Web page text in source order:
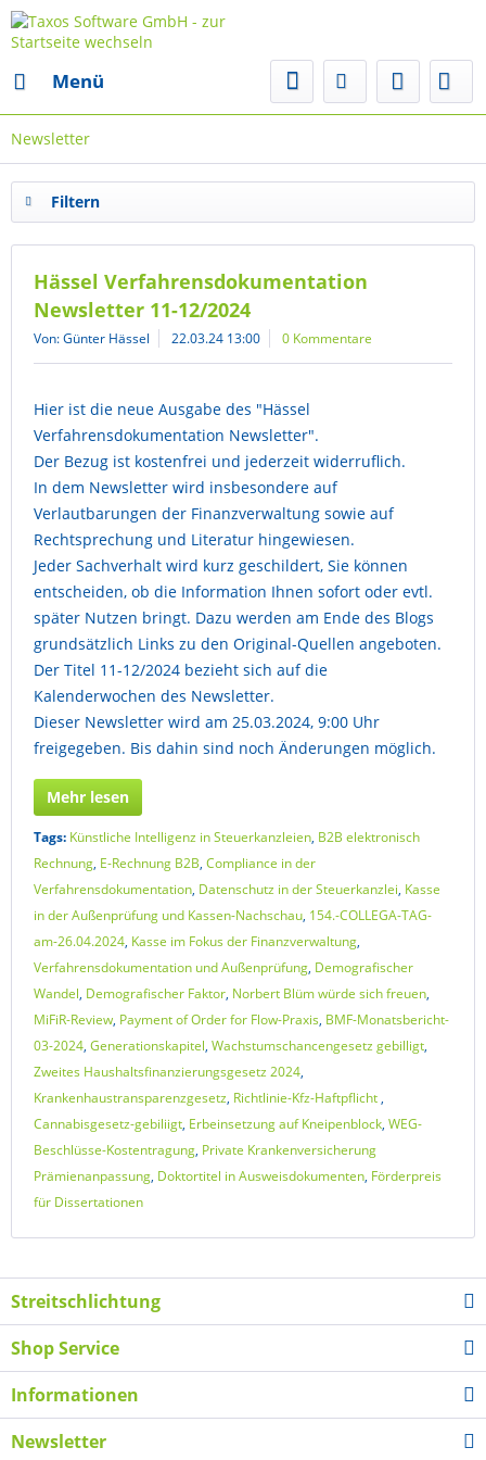
Menü
Newsletter
Filtern
Hässel Verfahrensdokumentation
Newsletter 11-12/2024
Von: Günter Hässel 22.03.24 13:00 0 Kommentare
Hier ist die neue Ausgabe des "Hässel
Verfahrensdokumentation Newsletter".
Der Bezug ist kostenfrei und jederzeit widerruflich.
In dem Newsletter wird insbesondere auf
Verlautbarungen der Finanzverwaltung sowie auf
Rechtsprechung und Literatur hingewiesen.
Jeder Sachverhalt wird kurz geschildert, Sie können
entscheiden, ob die Information Ihnen sofort oder evtl.
später Nutzen bringt. Dazu werden am Ende des Blogs
grundsätzlich Links zu den Original-Quellen angeboten.
Der Titel 11-12/2024 bezieht sich auf die
Kalenderwochen des Newsletter.
Dieser Newsletter wird am 25.03.2024, 9:00 Uhr
freigegeben. Bis dahin sind noch Änderungen möglich.
Mehr lesen
Tags: Künstliche Intelligenz in Steuerkanzleien, B2B elektronisch
Rechnung, E-Rechnung B2B, Compliance in der
Verfahrensdokumentation, Datenschutz in der Steuerkanzlei, Kasse
in der Außenprüfung und Kassen-Nachschau, 154.-COLLEGA-TAG-
am-26.04.2024, Kasse im Fokus der Finanzverwaltung,
Verfahrensdokumentation und Außenprüfung, Demografischer
Wandel, Demografischer Faktor, Norbert Blüm würde sich freuen,
MiFiR-Review, Payment of Order for Flow-Praxis, BMF-Monatsbericht-
03-2024, Generationskapitel, Wachstumschancengesetz gebilligt,
Zweites Haushaltsfinanzierungsgesetz 2024,
Krankenhaustransparenzgesetz, Richtlinie-Kfz-Haftpflicht,
Cannabisgesetz-gebiliigt, Erbeinsetzung auf Kneipenblock, WEG-
Beschlüsse-Kostentragung, Private Krankenversicherung
Prämienanpassung, Doktortitel in Ausweisdokumenten, Förderpreis
für Dissertationen
Streitschlichtung
Shop Service
Informationen
Newsletter